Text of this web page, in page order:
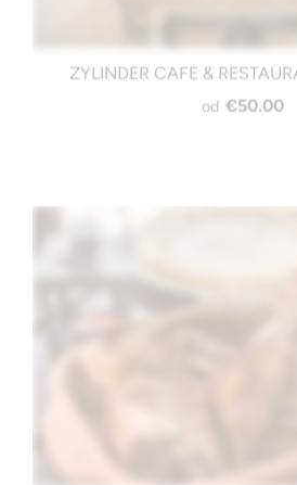
ZYLINDER CAFE &
od €50.00